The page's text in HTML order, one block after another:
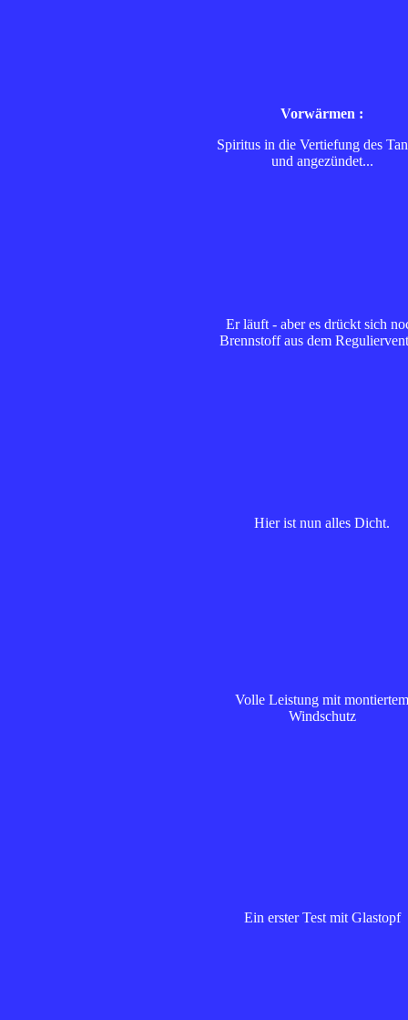
Vorwärmen :
Spiritus in die Vertiefung des
und angezündet...
Er läuft - aber es drückt sich
Brennstoff aus dem
Hier ist nun alles Dicht.
Volle Leistung mit montiertem
Windschutz
Ein erster Test mit Glastopf